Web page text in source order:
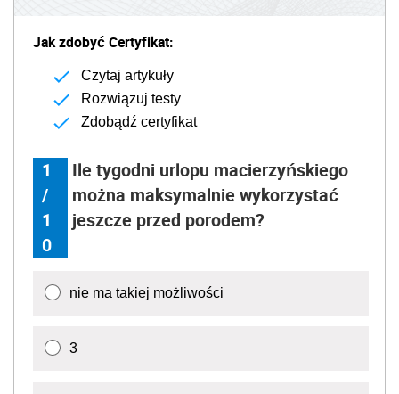
Jak zdobyć Certyfikat:
Czytaj artykuły
Rozwiązuj testy
Zdobądź certyfikat
1
/
1
0
Ile tygodni urlopu macierzyńskiego
można maksymalnie wykorzystać
jeszcze przed porodem?
nie ma takiej możliwości
3